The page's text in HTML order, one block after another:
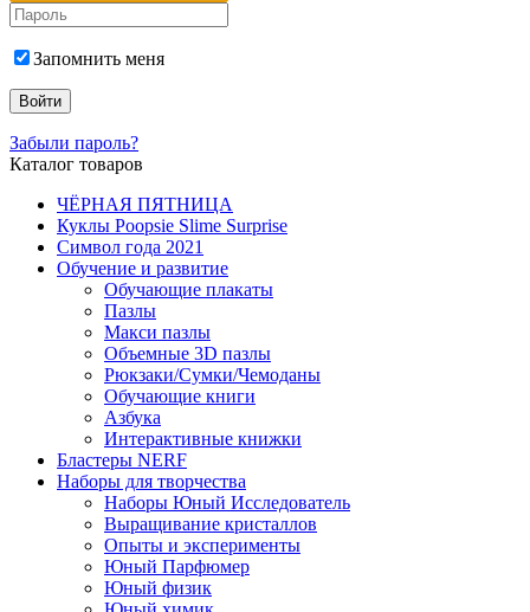
Запомнить меня
Забыли пароль?
Каталог товаров
ЧЁРНАЯ ПЯТНИЦА
Куклы Poopsie Slime Surprise
Символ года 2021
Обучение и развитие
Обучающие плакаты
Пазлы
Макси пазлы
Объемные 3D пазлы
Рюкзаки/Сумки/Чемоданы
Обучающие книги
Азбука
Интерактивные книжки
Бластеры NERF
Наборы для творчества
Наборы Юный Исследователь
Выращивание кристаллов
Опыты и эксперименты
Юный Парфюмер
Юный физик